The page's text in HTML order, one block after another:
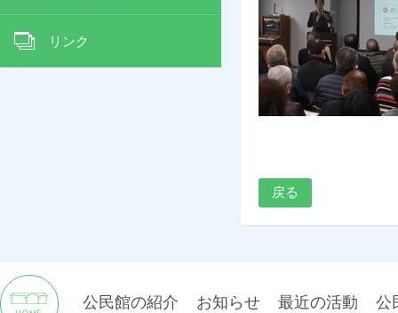
リンク
戻る
公民館の紹介 お知らせ 最近の活動 公